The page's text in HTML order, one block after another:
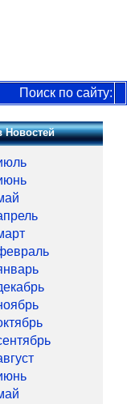
Поиск по сайту:
Новостей